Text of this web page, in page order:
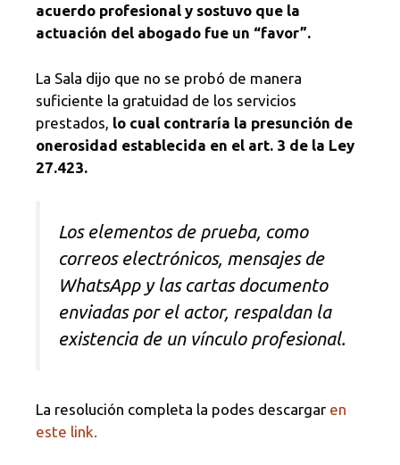
acuerdo profesional y sostuvo que la
actuación del abogado fue un “favor”.
La Sala dijo que no se probó de manera
suficiente la gratuidad de los servicios
prestados, lo cual contraría la presunción de
onerosidad establecida en el art. 3 de la Ley
27.423.
Los elementos de prueba, como
correos electrónicos, mensajes de
WhatsApp y las cartas documento
enviadas por el actor, respaldan la
existencia de un vínculo profesional.
La resolución completa la podes descargar en
este link.